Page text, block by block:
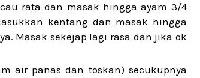
rata dan masak hingga ayam 3/4
kentang dan masak hingga
Masak sekejap lagi rasa dan jika ok
air panas dan toskan) secukupnya